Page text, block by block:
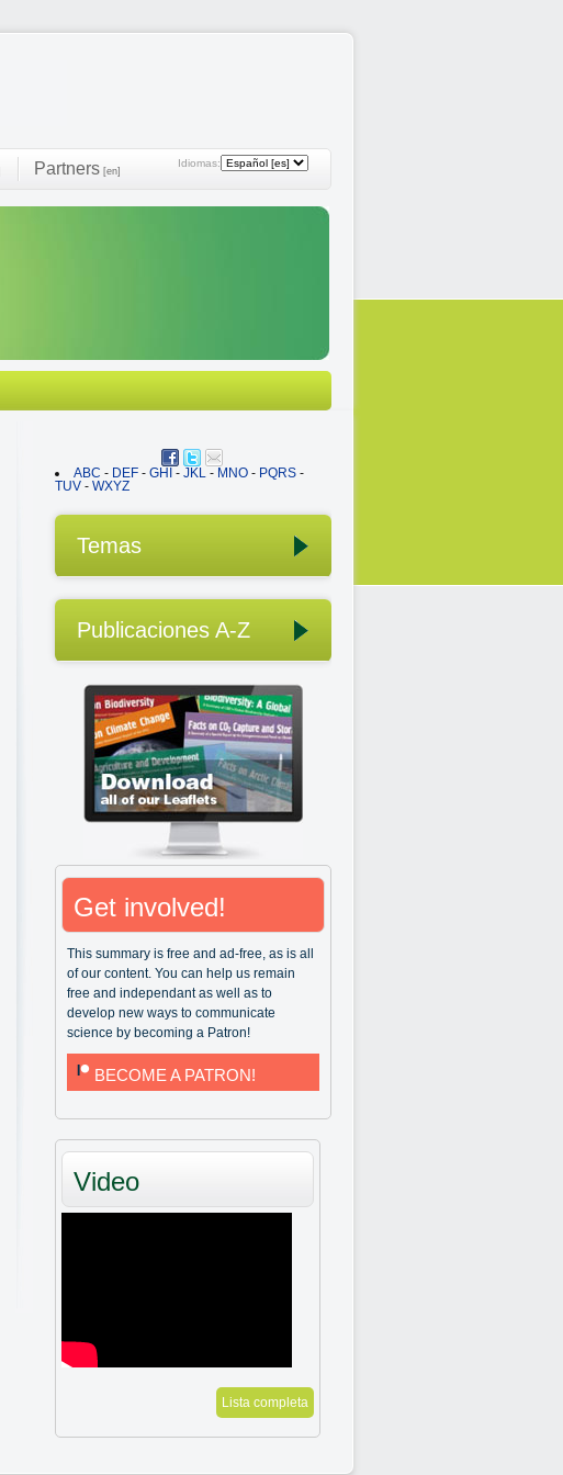
Idiomas:
Partners [en]
ABC - DEF - GHI - JKL - MNO - PQRS -
TUV - WXYZ
Temas
Publicaciones A-Z
Get involved!
This summary is free and ad-free, as is all
of our content. You can help us remain
free and independant as well as to
develop new ways to communicate
science by becoming a Patron!
BECOME A PATRON!
Video
Lista completa